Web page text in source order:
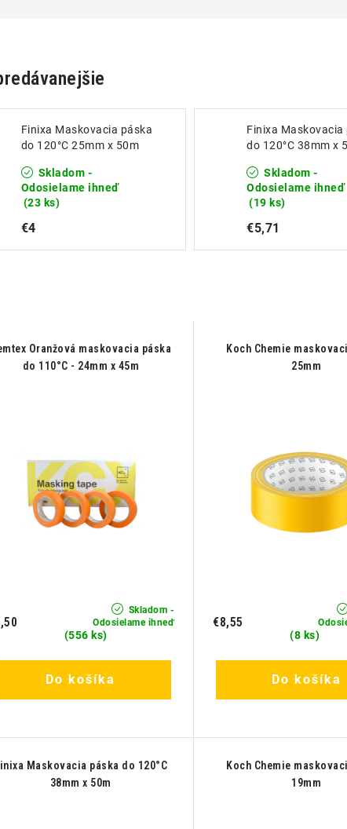
Finixa Maskovacia páska
do 120°C 25mm x 50m
Skladom -
Odosielame ihneď
(23 ks)
€4
Finixa Maskovacia
do 120°C 38mm x
Skladom -
Odosielame ihneď
(19 ks)
€5,71
Oranžová maskovacia páska
do 110°C - 24mm x 45m
Skladom -
Odosielame ihneď
(556 ks)
Do košíka
Koch Chemie
25mm
(8 ks)
€8,55
Do košíka
Maskovacia páska do 120°C
38mm x 50m
Koch Chemie
19mm